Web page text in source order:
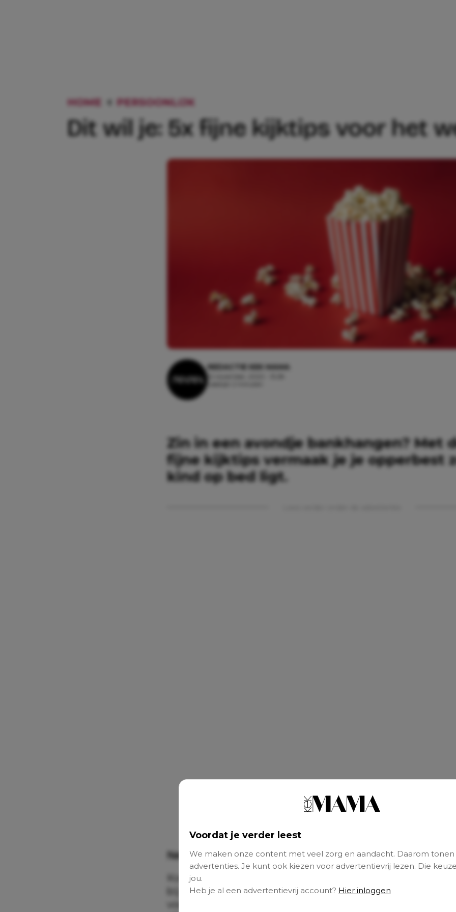
Voordat je verder leest
We maken onze content met veel zorg en aandacht. Daarom
advertenties. Je kunt ook kiezen voor advertentievrij lezen. Die
jou.
Heb je al een advertentievrij account? Hier inloggen
HOME PERSOONLIJK
Dit wil je: 5x fijne kijktips voor het
REDACTIE KEK MAMA
Zin in een avondje bankhangen? Met
fijne kijktips vermaak je je opperbest
kind op bed ligt.
Netflix
Kom alvast in kerstsferen met
bij de emotionele documentaire A Lion in the House, ga